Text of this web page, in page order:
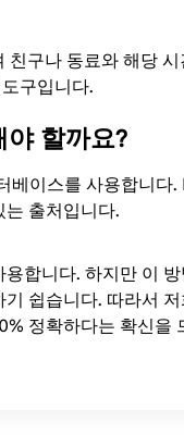
구나 동료와 해당 시
구입니다.
할까요?
베이스를 사용합니다.
출처입니다.
합니다. 하지만 이
쉽습니다. 따라서 저
정확하다는 확신을